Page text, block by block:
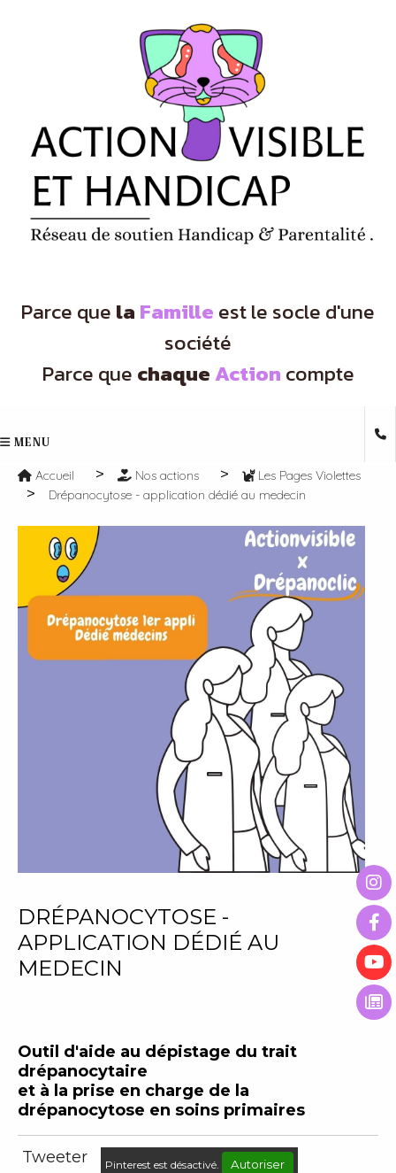
Parce que la Famille est le socle d'une
société
Parce que chaqueAction compte
MENU
Accueil Nos actions
Les Pages Violettes
Drépanocytose - application dédié au medecin
DRÉPANOCYTOSE -
APPLICATION DÉDIÉ AU
MEDECIN
Outil d'aide au dépistage du trait
drépanocytaire
et à la prise en charge de la
drépanocytose en soins primaires
Tweeter Pinterest est désactivé. Autoriser